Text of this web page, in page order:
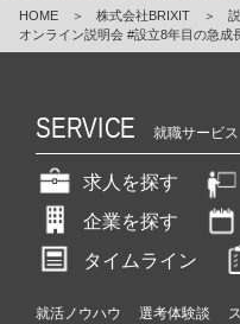
HOME ＞ 株式会社BRIXIT ＞
オンライン説明会 #設立8年目の急成
SERVICE 就職サービス
求人を探す
企業を探す
タイムライン
就活ノウハウ 選考体験談